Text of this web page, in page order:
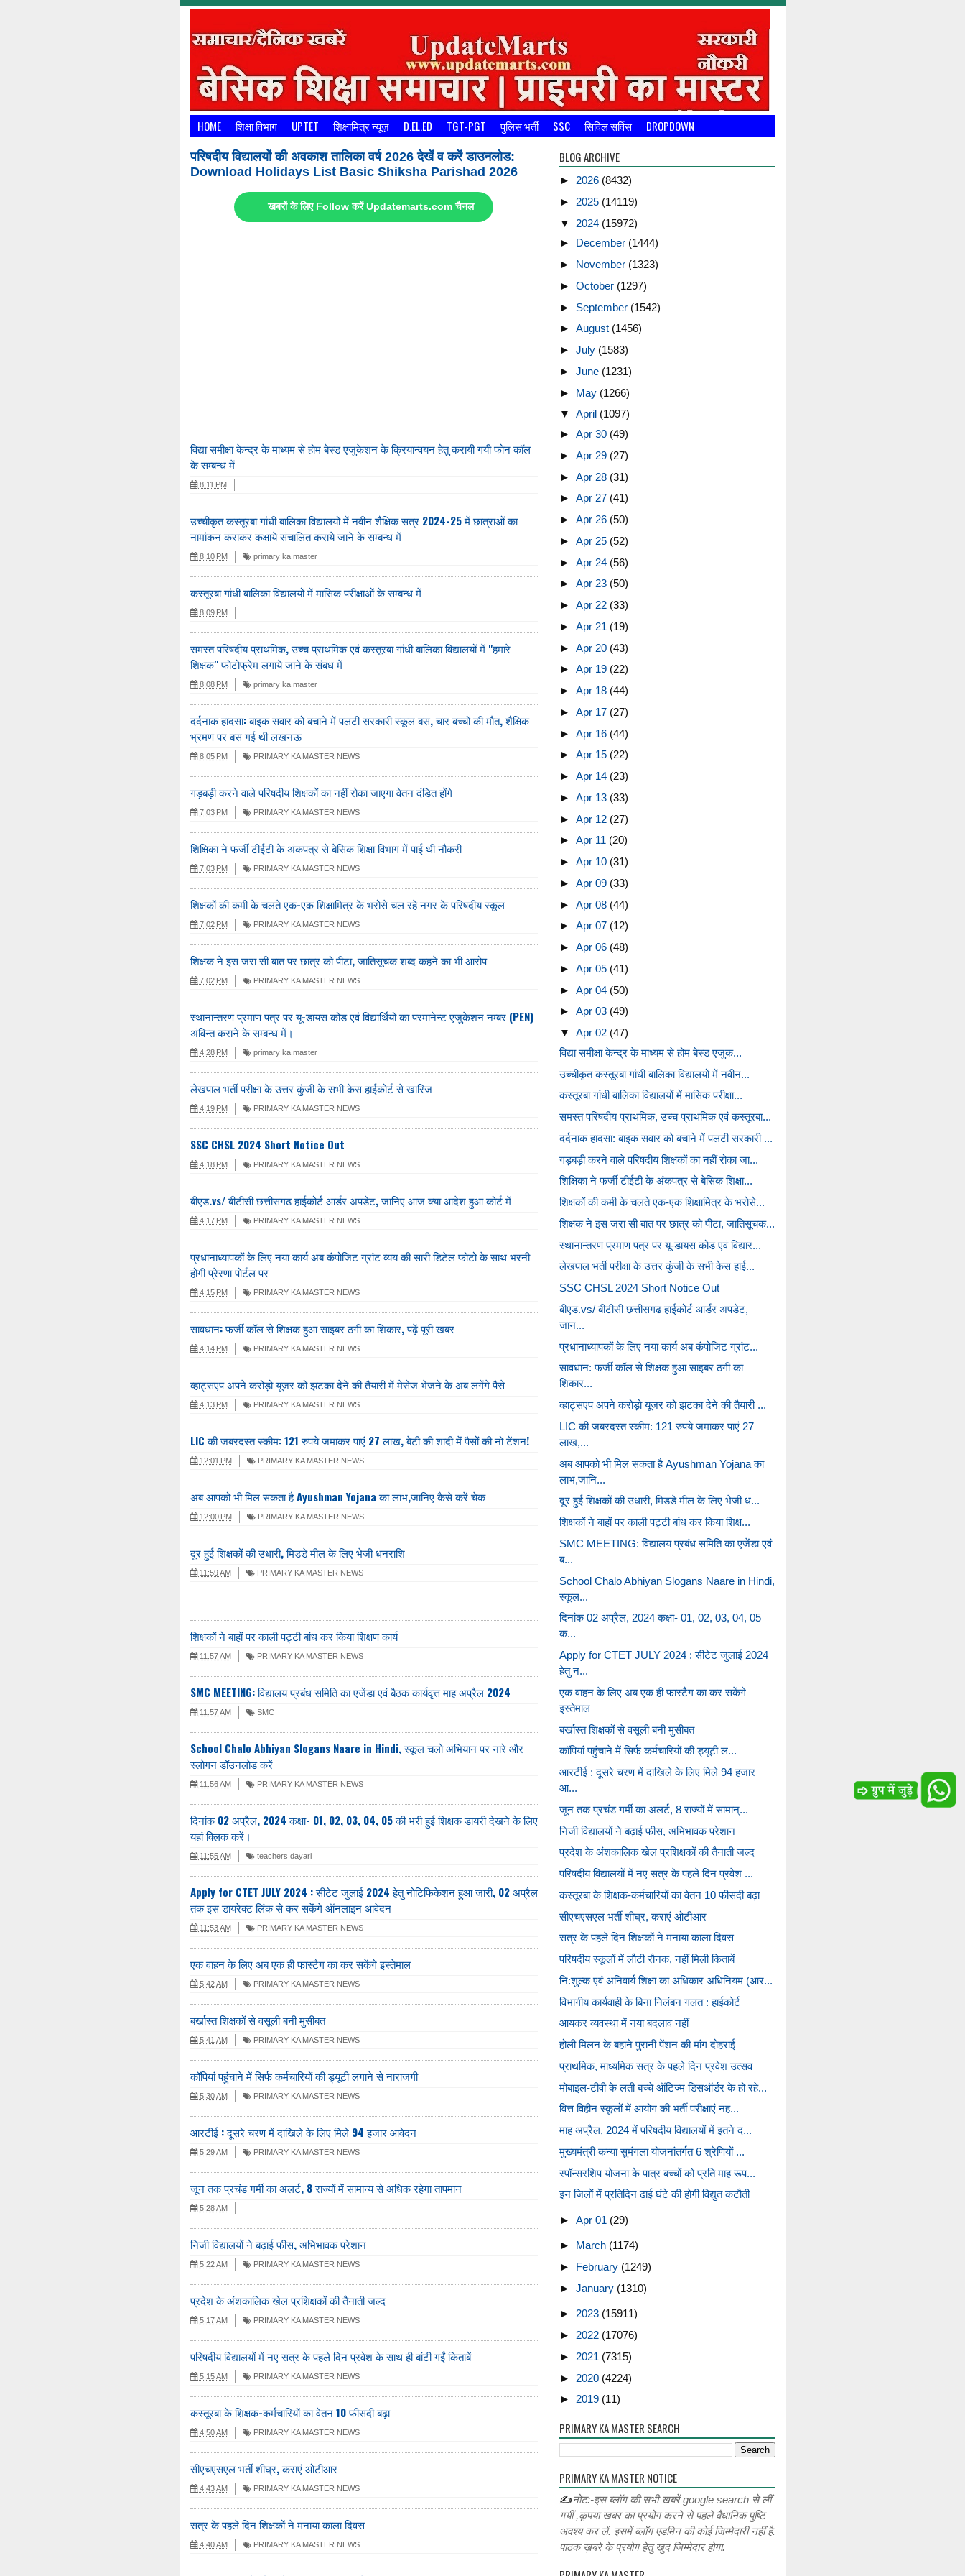
HOME शिक्षा विभाग UPTET शिक्षामित्र न्यूज़ D.EL.ED TGT-PGT पुलिस भर्ती SSC सिविल सर्विस DROPDOWN
परिषदीय विद्यालयों की अवकाश तालिका वर्ष 2026 देखें व करें डाउनलोड:
Download Holidays List Basic Shiksha Parishad 2026
खबरों के लिए Follow करें Updatemarts.com चैनल
विद्या समीक्षा केन्द्र के माध्यम से होम बेस्ड एजुकेशन के क्रियान्वयन हेतु करायी गयी फोन कॉल
के सम्बन्ध में
8:11 PM
उच्चीकृत कस्तूरबा गांधी बालिका विद्यालयों में नवीन शैक्षिक सत्र 2024-25 में छात्राओं का
नामांकन कराकर कक्षाये संचालित कराये जाने के सम्बन्ध में
8:10 PM primary ka master
कस्तूरबा गांधी बालिका विद्यालयों में मासिक परीक्षाओं के सम्बन्ध में
8:09 PM
समस्त परिषदीय प्राथमिक, उच्च प्राथमिक एवं कस्तूरबा गांधी बालिका विद्यालयों में "हमारे
शिक्षक" फोटोफ्रेम लगाये जाने के संबंध में
8:08 PM primary ka master
दर्दनाक हादसा: बाइक सवार को बचाने में पलटी सरकारी स्कूल बस, चार बच्चों की मौत, शैक्षिक
भ्रमण पर बस गई थी लखनऊ
8:05 PM PRIMARY KA MASTER NEWS
गड़बड़ी करने वाले परिषदीय शिक्षकों का नहीं रोका जाएगा वेतन दंडित होंगे
7:03 PM PRIMARY KA MASTER NEWS
शिक्षिका ने फर्जी टीईटी के अंकपत्र से बेसिक शिक्षा विभाग में पाई थी नौकरी
7:03 PM PRIMARY KA MASTER NEWS
शिक्षकों की कमी के चलते एक-एक शिक्षामित्र के भरोसे चल रहे नगर के परिषदीय स्कूल
7:02 PM PRIMARY KA MASTER NEWS
शिक्षक ने इस जरा सी बात पर छात्र को पीटा, जातिसूचक शब्द कहने का भी आरोप
7:02 PM PRIMARY KA MASTER NEWS
स्थानान्तरण प्रमाण पत्र पर यू-डायस कोड एवं विद्यार्थियों का परमानेन्ट एजुकेशन नम्बर (PEN)
अंविन्त कराने के सम्बन्ध में।
4:28 PM primary ka master
लेखपाल भर्ती परीक्षा के उत्तर कुंजी के सभी केस हाईकोर्ट से खारिज
4:19 PM PRIMARY KA MASTER NEWS
SSC CHSL 2024 Short Notice Out
4:18 PM PRIMARY KA MASTER NEWS
बीएड.vs/ बीटीसी छत्तीसगढ हाईकोर्ट आर्डर अपडेट, जानिए आज क्या आदेश हुआ कोर्ट में
4:17 PM PRIMARY KA MASTER NEWS
प्रधानाध्यापकों के लिए नया कार्य अब कंपोजिट ग्रांट व्यय की सारी डिटेल फोटो के साथ भरनी
होगी प्रेरणा पोर्टल पर
4:15 PM PRIMARY KA MASTER NEWS
सावधान: फर्जी कॉल से शिक्षक हुआ साइबर ठगी का शिकार, पढ़ें पूरी खबर
4:14 PM PRIMARY KA MASTER NEWS
व्हाट्सएप अपने करोड़ो यूजर को झटका देने की तैयारी में मेसेज भेजने के अब लगेंगे पैसे
4:13 PM PRIMARY KA MASTER NEWS
LIC की जबरदस्त स्कीम: 121 रुपये जमाकर पाएं 27 लाख, बेटी की शादी में पैसों की नो टेंशन!
12:01 PM PRIMARY KA MASTER NEWS
अब आपको भी मिल सकता है Ayushman Yojana का लाभ,जानिए कैसे करें चेक
12:00 PM PRIMARY KA MASTER NEWS
दूर हुई शिक्षकों की उधारी, मिडडे मील के लिए भेजी धनराशि
11:59 AM PRIMARY KA MASTER NEWS
शिक्षकों ने बाहों पर काली पट्टी बांध कर किया शिक्षण कार्य
11:57 AM PRIMARY KA MASTER NEWS
SMC MEETING: विद्यालय प्रबंध समिति का एजेंडा एवं बैठक कार्यवृत्त माह अप्रैल 2024
11:57 AM SMC
School Chalo Abhiyan Slogans Naare in Hindi, स्कूल चलो अभियान पर नारे और
स्लोगन डॉउनलोड करें
11:56 AM PRIMARY KA MASTER NEWS
दिनांक 02 अप्रैल, 2024 कक्षा- 01, 02, 03, 04, 05 की भरी हुई शिक्षक डायरी देखने के लिए
यहां क्लिक करें।
11:55 AM teachers dayari
Apply for CTET JULY 2024 : सीटेट जुलाई 2024 हेतु नोटिफिकेशन हुआ जारी, 02 अप्रैल
तक इस डायरेक्ट लिंक से कर सकेंगे ऑनलाइन आवेदन
11:53 AM PRIMARY KA MASTER NEWS
एक वाहन के लिए अब एक ही फास्टैग का कर सकेंगे इस्तेमाल
5:42 AM PRIMARY KA MASTER NEWS
बर्खास्त शिक्षकों से वसूली बनी मुसीबत
5:41 AM PRIMARY KA MASTER NEWS
कॉपियां पहुंचाने में सिर्फ कर्मचारियों की ड्यूटी लगाने से नाराजगी
5:30 AM PRIMARY KA MASTER NEWS
आरटीई : दूसरे चरण में दाखिले के लिए मिले 94 हजार आवेदन
5:29 AM PRIMARY KA MASTER NEWS
जून तक प्रचंड गर्मी का अलर्ट, 8 राज्यों में सामान्य से अधिक रहेगा तापमान
5:28 AM
निजी विद्यालयों ने बढ़ाई फीस, अभिभावक परेशान
5:22 AM PRIMARY KA MASTER NEWS
प्रदेश के अंशकालिक खेल प्रशिक्षकों की तैनाती जल्द
5:17 AM PRIMARY KA MASTER NEWS
परिषदीय विद्यालयों में नए सत्र के पहले दिन प्रवेश के साथ ही बांटी गईं किताबें
5:15 AM PRIMARY KA MASTER NEWS
कस्तूरबा के शिक्षक-कर्मचारियों का वेतन 10 फीसदी बढ़ा
4:50 AM PRIMARY KA MASTER NEWS
सीएचएसएल भर्ती शीघ्र, कराएं ओटीआर
4:43 AM PRIMARY KA MASTER NEWS
सत्र के पहले दिन शिक्षकों ने मनाया काला दिवस
4:40 AM PRIMARY KA MASTER NEWS
BLOG ARCHIVE
► 2026 (8432)
► 2025 (14119)
▼ 2024 (15972)
► December (1444)
► November (1323)
► October (1297)
► September (1542)
► August (1456)
► July (1583)
► June (1231)
► May (1266)
▼ April (1097)
► Apr 30 (49)
► Apr 29 (27)
► Apr 28 (31)
► Apr 27 (41)
► Apr 26 (50)
► Apr 25 (52)
► Apr 24 (56)
► Apr 23 (50)
► Apr 22 (33)
► Apr 21 (19)
► Apr 20 (43)
► Apr 19 (22)
► Apr 18 (44)
► Apr 17 (27)
► Apr 16 (44)
► Apr 15 (22)
► Apr 14 (23)
► Apr 13 (33)
► Apr 12 (27)
► Apr 11 (20)
► Apr 10 (31)
► Apr 09 (33)
► Apr 08 (44)
► Apr 07 (12)
► Apr 06 (48)
► Apr 05 (41)
► Apr 04 (50)
► Apr 03 (49)
▼ Apr 02 (47)
विद्या समीक्षा केन्द्र के माध्यम से होम बेस्ड एजुक...
उच्चीकृत कस्तूरबा गांधी बालिका विद्यालयों में नवीन...
कस्तूरबा गांधी बालिका विद्यालयों में मासिक परीक्षा...
समस्त परिषदीय प्राथमिक, उच्च प्राथमिक एवं कस्तूरबा...
दर्दनाक हादसा: बाइक सवार को बचाने में पलटी सरकारी ...
गड़बड़ी करने वाले परिषदीय शिक्षकों का नहीं रोका जा...
शिक्षिका ने फर्जी टीईटी के अंकपत्र से बेसिक शिक्षा...
शिक्षकों की कमी के चलते एक-एक शिक्षामित्र के भरोसे...
शिक्षक ने इस जरा सी बात पर छात्र को पीटा, जातिसूचक...
स्थानान्तरण प्रमाण पत्र पर यू-डायस कोड एवं विद्यार...
लेखपाल भर्ती परीक्षा के उत्तर कुंजी के सभी केस हाई...
SSC CHSL 2024 Short Notice Out
बीएड.vs/ बीटीसी छत्तीसगढ हाईकोर्ट आर्डर अपडेट,
जान...
प्रधानाध्यापकों के लिए नया कार्य अब कंपोजिट ग्रांट...
सावधान: फर्जी कॉल से शिक्षक हुआ साइबर ठगी का
शिकार...
व्हाट्सएप अपने करोड़ो यूजर को झटका देने की तैयारी ...
LIC की जबरदस्त स्कीम: 121 रुपये जमाकर पाएं 27
लाख,...
अब आपको भी मिल सकता है Ayushman Yojana का
लाभ,जानि...
दूर हुई शिक्षकों की उधारी, मिडडे मील के लिए भेजी ध...
शिक्षकों ने बाहों पर काली पट्टी बांध कर किया शिक्ष...
SMC MEETING: विद्यालय प्रबंध समिति का एजेंडा एवं
ब...
School Chalo Abhiyan Slogans Naare in Hindi,
स्कूल...
दिनांक 02 अप्रैल, 2024 कक्षा- 01, 02, 03, 04, 05
क...
Apply for CTET JULY 2024 : सीटेट जुलाई 2024
हेतु न...
एक वाहन के लिए अब एक ही फास्टैग का कर सकेंगे
इस्तेमाल
बर्खास्त शिक्षकों से वसूली बनी मुसीबत
कॉपियां पहुंचाने में सिर्फ कर्मचारियों की ड्यूटी ल...
आरटीई : दूसरे चरण में दाखिले के लिए मिले 94 हजार
आ...
जून तक प्रचंड गर्मी का अलर्ट, 8 राज्यों में सामान्...
निजी विद्यालयों ने बढ़ाई फीस, अभिभावक परेशान
प्रदेश के अंशकालिक खेल प्रशिक्षकों की तैनाती जल्द
परिषदीय विद्यालयों में नए सत्र के पहले दिन प्रवेश ...
कस्तूरबा के शिक्षक-कर्मचारियों का वेतन 10 फीसदी बढ़ा
सीएचएसएल भर्ती शीघ्र, कराएं ओटीआर
सत्र के पहले दिन शिक्षकों ने मनाया काला दिवस
परिषदीय स्कूलों में लौटी रौनक, नहीं मिली किताबें
नि:शुल्क एवं अनिवार्य शिक्षा का अधिकार अधिनियम (आर...
विभागीय कार्यवाही के बिना निलंबन गलत : हाईकोर्ट
आयकर व्यवस्था में नया बदलाव नहीं
होली मिलन के बहाने पुरानी पेंशन की मांग दोहराई
प्राथमिक, माध्यमिक सत्र के पहले दिन प्रवेश उत्सव
मोबाइल-टीवी के लती बच्चे ऑटिज्म डिसऑर्डर के हो रहे...
वित्त विहीन स्कूलों में आयोग की भर्ती परीक्षाएं नह...
माह अप्रैल, 2024 में परिषदीय विद्यालयों में इतने द...
मुख्यमंत्री कन्या सुमंगला योजनांतर्गत 6 श्रेणियों ...
स्पॉन्सरशिप योजना के पात्र बच्चों को प्रति माह रूप...
इन जिलों में प्रतिदिन ढाई घंटे की होगी विद्युत कटौती
► Apr 01 (29)
► March (1174)
► February (1249)
► January (1310)
► 2023 (15911)
► 2022 (17076)
► 2021 (7315)
► 2020 (4224)
► 2019 (11)
PRIMARY KA MASTER SEARCH
PRIMARY KA MASTER NOTICE
✍नोट:-इस ब्लॉग की सभी खबरें google search से लीं
गयीं ,कृपया खबर का प्रयोग करने से पहले वैधानिक पुष्टि
अवश्य कर लें. इसमें ब्लॉग एडमिन की कोई जिम्मेदारी नहीं है.
पाठक ख़बरे के प्रयोग हेतु खुद जिम्मेदार होगा.